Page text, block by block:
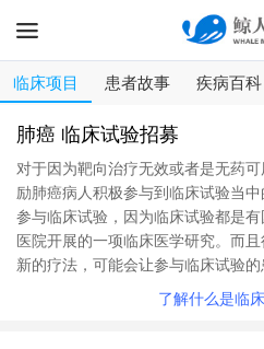
临床项目 患者故事 疾病百科
肺癌 临床试验招募
对于因为靶向治疗无效或者是无药
励肺癌病人积极参与到临床试验当
参与临床试验，因为临床试验都是
医院开展的一项临床医学研究。而
新的疗法，可能会让参与临床试验的
了解什么是临